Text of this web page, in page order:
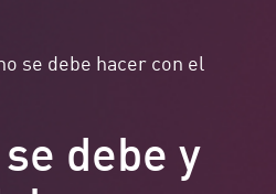
se debe hacer con el
debe y